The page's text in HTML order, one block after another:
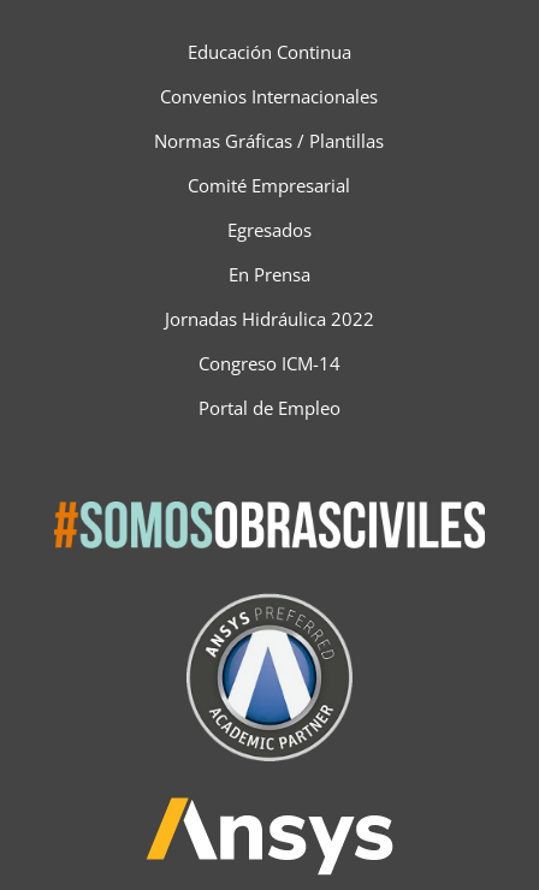
Educación Continua
Convenios Internacionales
Normas Gráficas / Plantillas
Comité Empresarial
Egresados
En Prensa
Jornadas Hidráulica 2022
Congreso ICM-14
Portal de Empleo